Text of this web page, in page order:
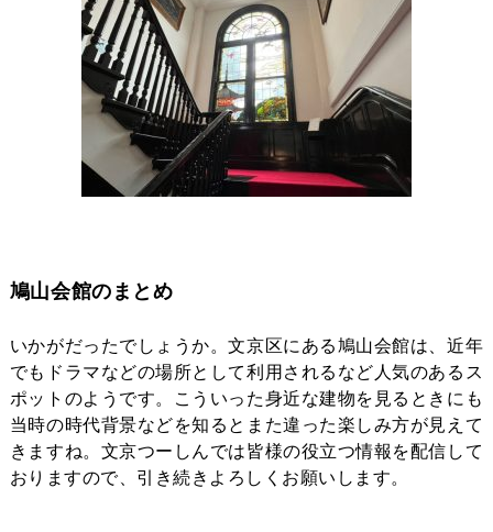
鳩山会館のまとめ
いかがだったでしょうか。文京区にある鳩山会館は、近年
でもドラマなどの場所として利用されるなど人気のあるス
ポットのようです。こういった身近な建物を見るときにも
当時の時代背景などを知るとまた違った楽しみ方が見えて
きますね。 文京つーしんでは皆様の役立つ情報を配信して
おりますので、引き続きよろしくお願いします。